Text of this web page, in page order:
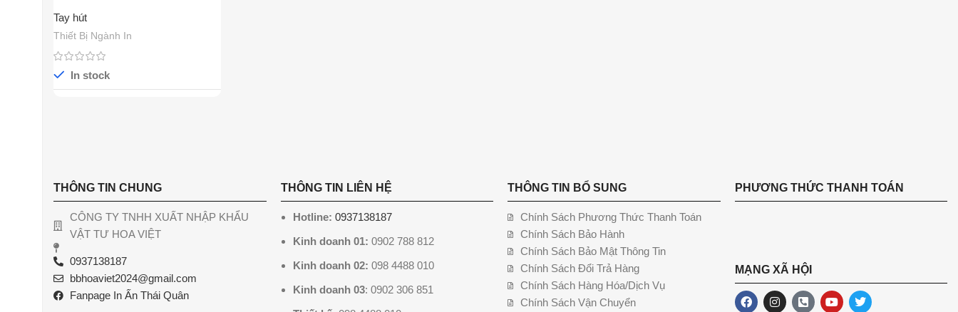
Tay hút
Thiết Bị Ngành In
In stock
THÔNG TIN CHUNG
CÔNG TY TNHH XUẤT NHẬP KHẨU
VẬT TƯ HOA VIỆT
0937138187
bbhoaviet2024@gmail.com
Fanpage In Ấn Thái Quân
THÔNG TIN LIÊN HỆ
Hotline: 0937138187
Kinh doanh 01: 0902 788 812
Kinh doanh 02: 098 4488 010
Kinh doanh 03: 0902 306 851
THÔNG TIN BỔ SUNG
Chính Sách Phương Thức Thanh Toán
Chính Sách Bảo Hành
Chính Sách Bảo Mật Thông Tin
Chính Sách Đổi Trả Hàng
Chính Sách Hàng Hóa/Dịch Vụ
Chính Sách Vận Chuyển
PHƯƠNG THỨC THANH TOÁN
MẠNG XÃ HỘI